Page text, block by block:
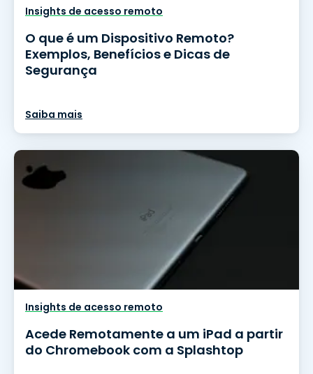
Insights de acesso remoto
O que é um Dispositivo Remoto?
Exemplos, Benefícios e Dicas de
Segurança
Saiba mais
Insights de acesso remoto
Acede Remotamente a um iPad a partir
do Chromebook com a Splashtop